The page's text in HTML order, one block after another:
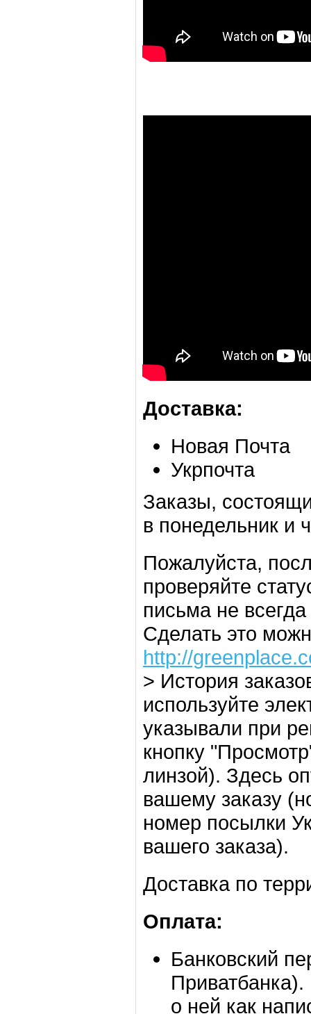
Доставка:
Новая Почта
Укрпочта
Заказы,
в понедельник и
Пожалуйста,
проверяйте
письма не
Сделать это
http://
> История
используйте
указывали при
кнопку
линзой). Здесь
вашему заказу
номер посылки
вашего заказа).
Доставка по
Оплата:
Банковский
о ней как